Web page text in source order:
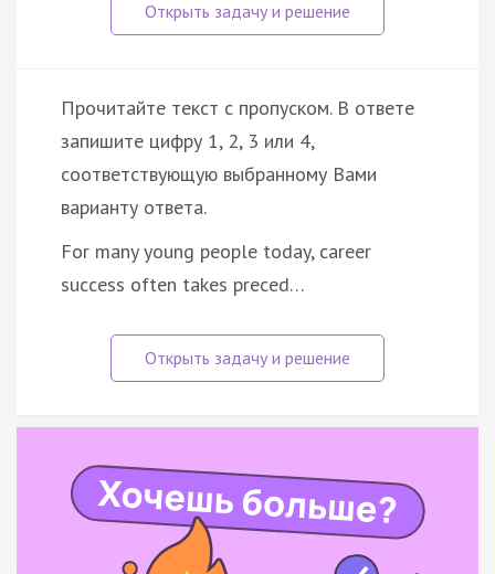
Прочитайте текст с пропуском. В ответе
запишите цифру 1, 2, 3 или 4,
соответствующую выбранному Вами
варианту ответа.
For many young people today, career
success often takes preced…